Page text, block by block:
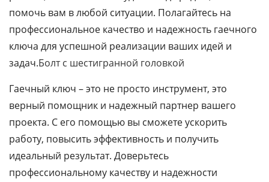
помочь вам в любой ситуации. Полагайтесь на
профессиональное качество и надежность гаечного
ключа для успешной реализации ваших идей и
задач.Болт с шестигранной головкой
Гаечный ключ – это не просто инструмент, это
верный помощник и надежный партнер вашего
проекта. С его помощью вы сможете ускорить
работу, повысить эффективность и получить
идеальный результат. Доверьтесь
профессиональному качеству и надежности